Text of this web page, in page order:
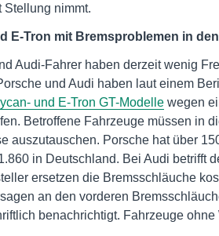
Stellung nimmt.
E-Tron mit Bremsproblemen in
Audi-Fahrer haben derzeit wenig
und Audi haben laut einem
und E-Tron GT-Modelle wegen
Betroffene Fahrzeuge müssen in
auszutauschen. Porsche hat über
in Deutschland. Bei Audi betrifft
ersetzen die Bremsschläuche
an den vorderen
benachrichtigt. Fahrzeuge